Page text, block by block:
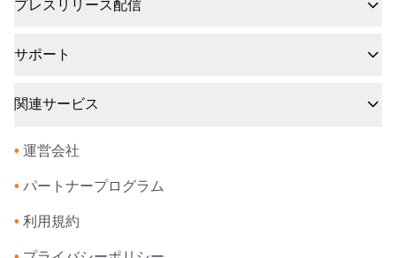
プレスリリース配信
サポート
関連サービス
• 運営会社
• パートナープログラム
• 利用規約